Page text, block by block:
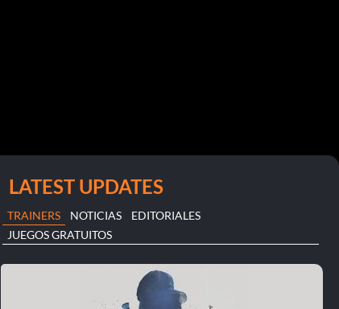
LATEST UPDATES
TRAINERS NOTICIAS
EDITORIALES
JUEGOS GRATUITOS